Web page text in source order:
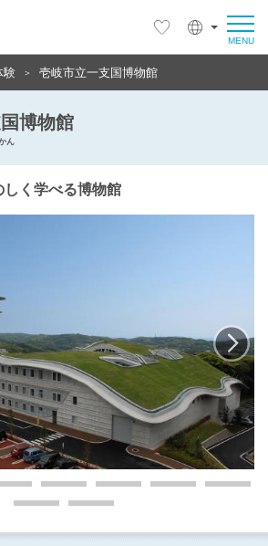
験 壱岐市立一支国博物館
博物館
ん
く学べる博物館